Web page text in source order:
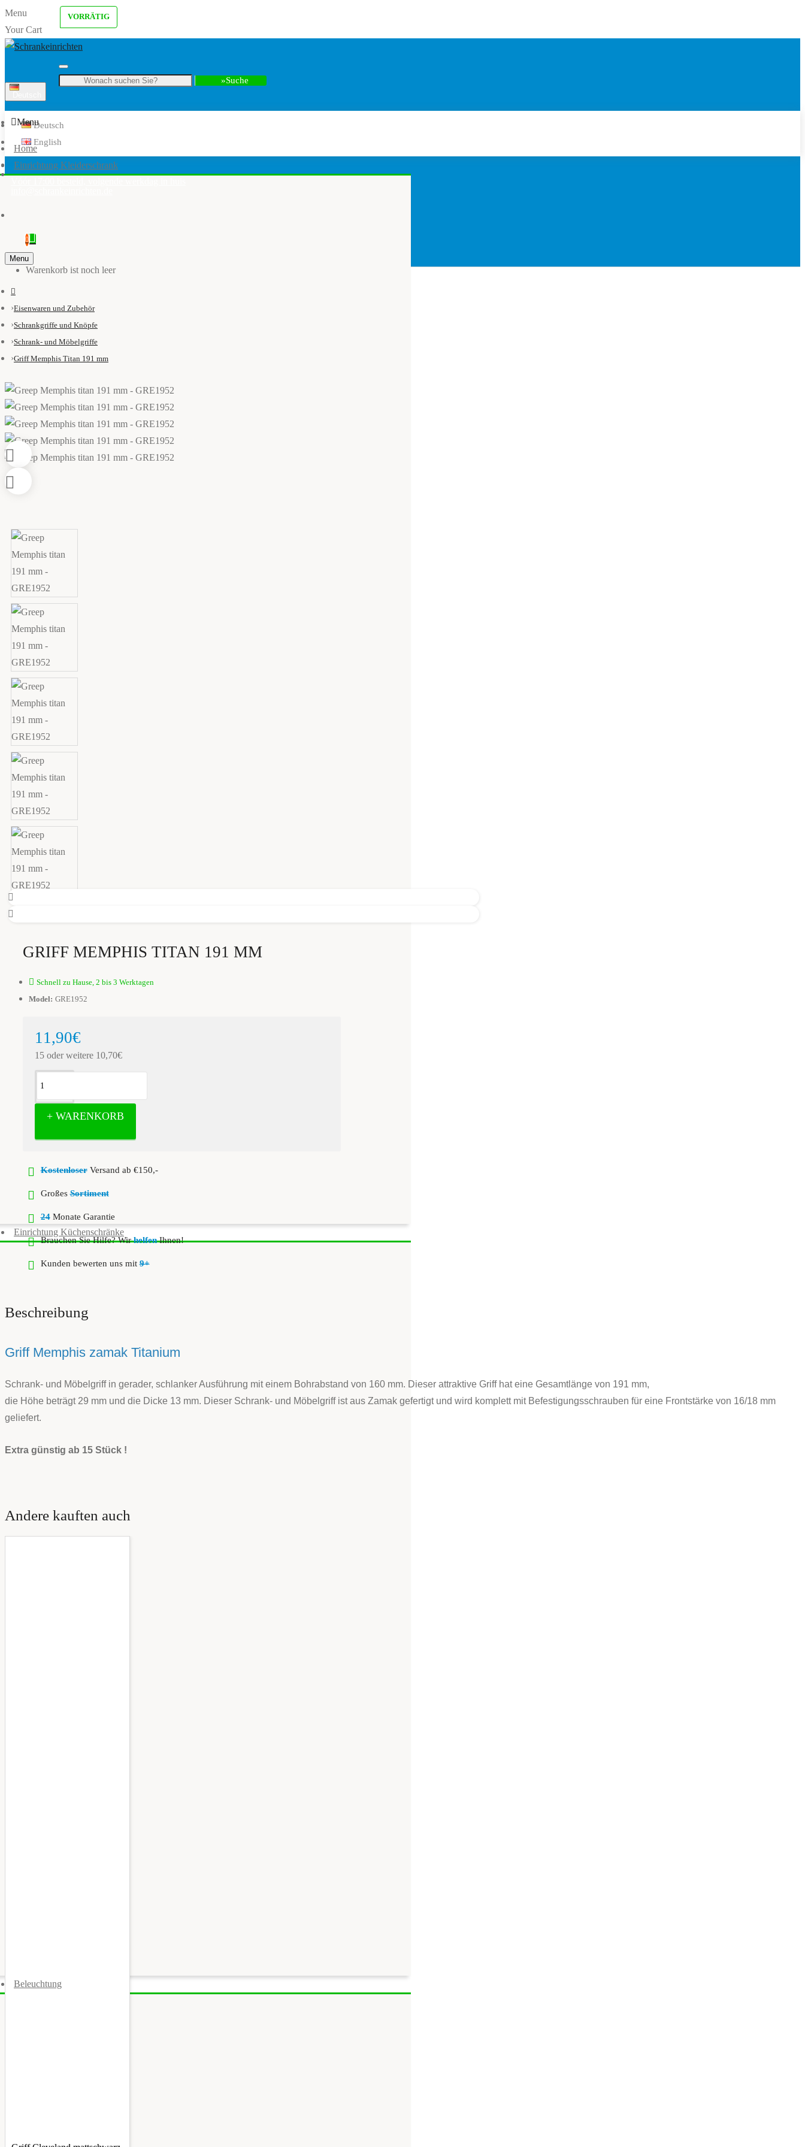
Menu
Your Cart
Suche
Deutsch
English
0
Warenkorb ist noch leer
Menu
Home
Einrichtung Kleiderschrank
Einrichtung Küchenschränke
Beleuchtung
Menu
Eisenwaren und Zubehör
Schrankgriffe und Knöpfe
Schrank- und Möbelgriffe
Griff Memphis Titan 191 mm
VORRÄTIG
GRIFF MEMPHIS TITAN 191 MM
Schnell zu Hause, 2 bis 3 Werktagen
Model: GRE1952
11,90€
15 oder weitere 10,70€
+ WARENKORB
KostenloserVersand ab €150,-
GroßesSortiment
24Monate Garantie
Brauchen Sie Hilfe? WirhelfenIhnen!
Kunden bewerten uns mit9+
Beschreibung
Griff Memphis zamak Titanium
Schrank- und Möbelgriff in gerader, schlanker Ausführung mit einem Bohrabstand von 160 mm. Dieser attraktive Griff hat eine Gesamtlänge von 191 mm,
die Höhe beträgt 29 mm und die Dicke 13 mm. Dieser Schrank- und Möbelgriff ist aus Zamak gefertigt und wird komplett mit Befestigungsschrauben für eine Frontstärke von 16/18 mm
geliefert.
Extra günstig ab 15 Stück !
Andere kauften auch